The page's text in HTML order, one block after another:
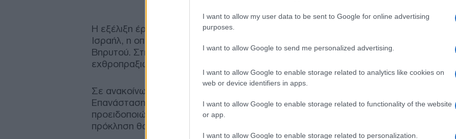
I want to allow my user data to be sent to Google for online advertising
purposes.
I want to allow Google to send me personalized advertising.
I want to allow Google to enable storage related to analytics like cookies on
web or device identifiers in apps.
I want to allow Google to enable storage related to functionality of the website
or app.
I want to allow Google to enable storage related to personalization.
Η εξέλιξη έρχεται λίγες ώρες μετά τη νέα ανταλλαγή πυρών μεταξύ Ιράν και
Ισραήλ, η οποία ακολούθησε ισραηλινό πλήγμα στη συνοικία Νταχίγια της
Βηρυτού. Στη συνέχεια, οι δύο πλευρές ανακοίνωσαν παύση των
εχθροπραξιών, αφήνοντας ωστόσο ανοιχτό το ενδεχόμενο νέας κλιμάκωσης.
Σε ανακοίνωσή της, η Διοίκηση Έκτακτης Ανάγκης των Φρουρών της
Επανάστασης γνωστοποίησε την αναστολή των στρατιωτικών επιχειρήσεων,
προειδοποιώντας παράλληλα ότι οποιαδήποτε νέα επιθετική ενέργεια ή
πρόκληση θα αντιμετωπιστεί με «πολύ πιο σκληρά και συντριπτικά μέτρα».